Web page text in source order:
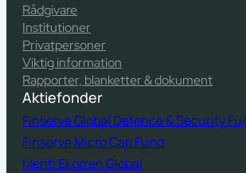
Rådgivare
Institutioner
Privatpersoner
Viktig information
Rapporter, blanketter & dokument
Aktiefonder
Finserve Global Defence & Security
Finserve Micro Cap Fund
Meriti Ekorren Global